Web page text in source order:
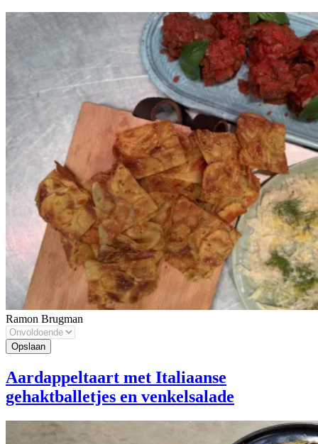
Ramon Brugman
Aardappeltaart met Italiaanse
gehaktballetjes en venkelsalade